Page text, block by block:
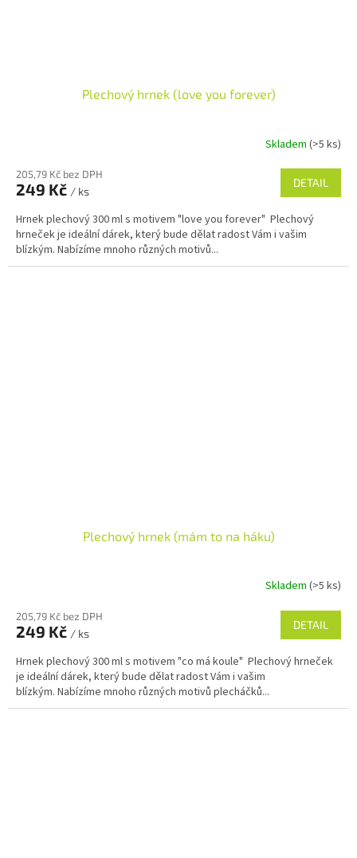
Plechový hrnek (love you forever)
Skladem (>5 ks)
205,79 Kč bez DPH
249 Kč / ks
DETAIL
Hrnek plechový 300 ml s motivem "love you forever" Plechový
hrneček je ideální dárek, který bude dělat radost Vám i vašim
blízkým. Nabízíme mnoho různých motivů...
Plechový hrnek (mám to na háku)
Skladem (>5 ks)
205,79 Kč bez DPH
249 Kč / ks
DETAIL
Hrnek plechový 300 ml s motivem "co má koule" Plechový hrneček
je ideální dárek, který bude dělat radost Vám i vašim
blízkým. Nabízíme mnoho různých motivů plecháčků...